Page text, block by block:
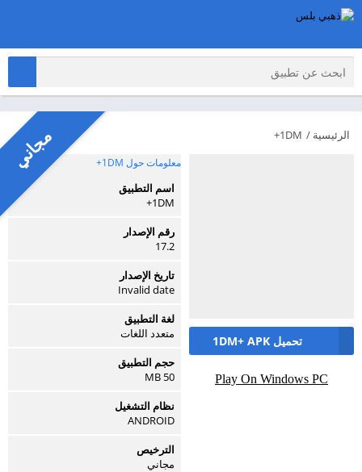
الرئيسية /
1DM+
تحميل 1DM+ APK
Play On Windows PC
معلومات حول 1DM+
اسم التطبيق
1DM+
رقم الإصدار
17.2
تاريخ الإصدار
Invalid date
لغة التطبيق
متعدد اللغات
حجم التطبيق
50 MB
نظام التشغيل
ANDROID
الترخيص
مجاني
مجاني